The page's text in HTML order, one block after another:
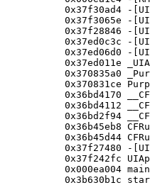
+ 248
+ 1186
+ 694
+ 1000
+ 68
+ 6150
+ 588
+ 30
+ 32
+ 134
+ 1380
+ 352
+ 100
+ 664
+ 1116